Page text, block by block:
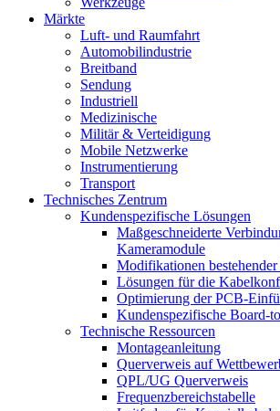
Märkte
Luft- und Raumfahrt
Automobilindustrie
Breitband
Sendung
Industriell
Medizinische
Militär & Verteidigung
Mobile Netzwerke
Instrumentierung
Transport
Technisches Zentrum
Kundenspezifische Lösungen
Maßgeschneiderte
Kameramodule
Modifikationen
Lösungen für die
Optimierung der PCB-
Kundenspezifische Board-
Technische Ressourcen
Montageanleitung
Querverweis auf
QPL/UG Querverweis
Frequenzbereichstabelle